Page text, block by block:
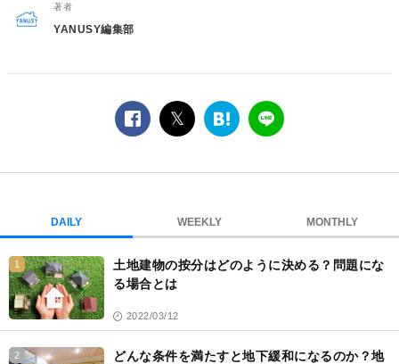
著者
YANUSY編集部
facebook
twitterは
ブ
ク
マ
ク
LINE
DAILY WEEKLY MONTHLY
1
土地建物の按分はどのように決める？問題にな
る場合とは
2022/03/12
2
どんな条件を満たすと地下緩和になるのか？地